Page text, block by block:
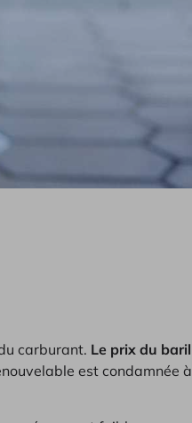
carburant. Le prix du baril
est condamnée à